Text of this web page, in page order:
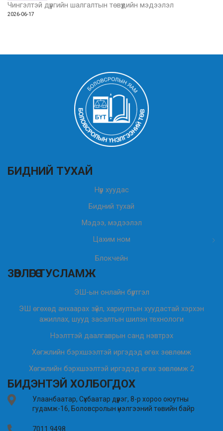
Чингэлтэй дүүргийн шалгалтын төвүүдийн мэдээлэл
2026-06-17
БИДНИЙ ТУХАЙ
Нүүр хуудас
Бидний тухай
Мэдээ, мэдээлэл
Цахим ном
Блокчейн
ЗӨВЛӨГӨӨ ТУСЛАМЖ
ЭШ-ын онлайн бүртгэл
ЭШ өгөхөд анхаарах зүйл, хариултын хуудастай хэрхэн
ажиллах, шууд засалтын шилэн технологи
Нээлттэй даалгаврын санд нэвтрэх
Хөгжлийн бэрхшээлтэй иргэдэд өгөх зөвлөмж
Хөгжлийн бэрхшээлтэй иргэдэд өгөх зөвлөмж 2
БИДЭНТЭЙ ХОЛБОГДОХ
Улаанбаатар, Сүхбаатар дүүрэг, 8-р хороо оюутны
гудамж-16, Боловсролын үнэлгээний төвийн байр
7011 9498